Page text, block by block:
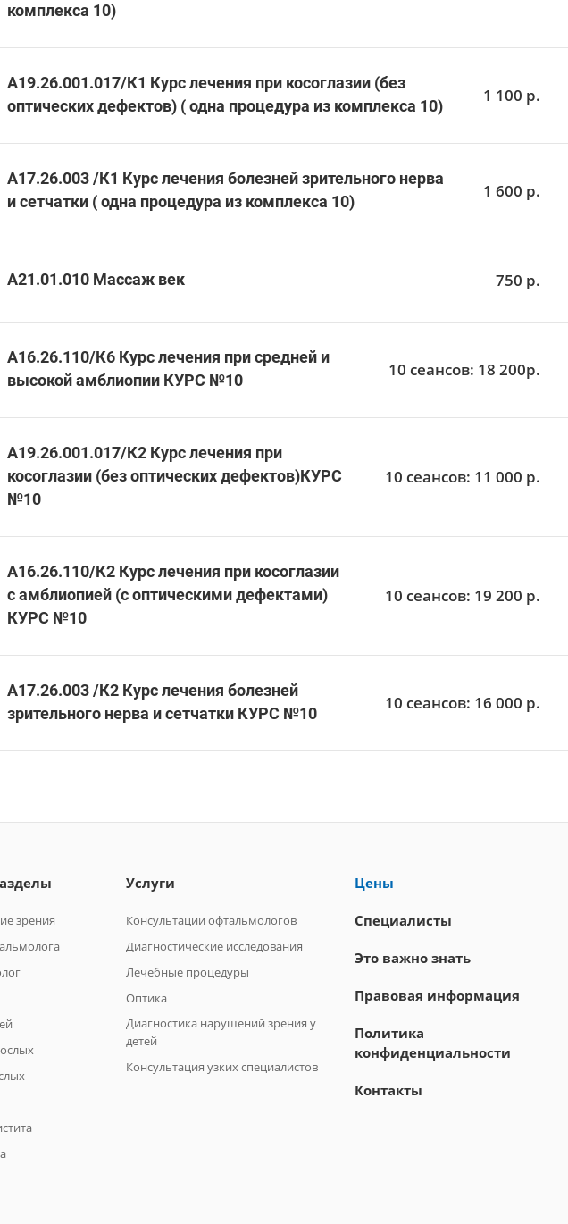
комплекса 10)
A19.26.001.017/К1 Курс лечения при косоглазии (без
оптических дефектов) ( одна процедура из комплекса 10)
1 100 р.
A17.26.003 /К1 Курс лечения болезней зрительного нерва
и сетчатки ( одна процедура из комплекса 10)
1 600 р.
A21.01.010 Массаж век 750 р.
А16.26.110/К6 Курс лечения при средней и
высокой амблиопии КУРС №10
10 сеансов: 18 200р.
A19.26.001.017/К2 Курс лечения при
косоглазии (без оптических дефектов)КУРС
№10
10 сеансов: 11 000 р.
А16.26.110/К2 Курс лечения при косоглазии
с амблиопией (с оптическими дефектами)
КУРС №10
10 сеансов: 19 200 р.
A17.26.003 /К2 Курс лечения болезней
зрительного нерва и сетчатки КУРС №10
10 сеансов: 16 000 р.
зрения
Услуги
Консультации офтальмологов
Диагностические исследования
Лечебные процедуры
Оптика
Диагностика нарушений зрения у
детей
Консультация узких специалистов
Цены
Специалисты
Это важно знать
Правовая информация
Политика
конфиденциальности
Контакты